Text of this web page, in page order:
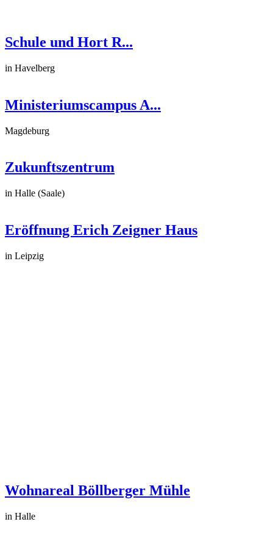
Schule und Hort R...
in Havelberg
Ministeriumscampus A...
Magdeburg
Zukunftszentrum
in Halle (Saale)
Eröffnung Erich Zeigner Haus
in Leipzig
Wohnareal Böllberger Mühle
in Halle